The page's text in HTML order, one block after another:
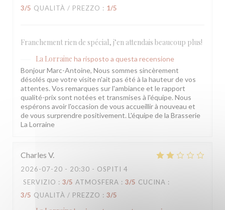
3/5 QUALITÀ / PREZZO : 1/5
Franchement rien de spécial, j’en attendais beaucoup plus!
La Lorraine ha risposto a questa recensione
Bonjour Marc-Antoine, Nous sommes sincèrement
désolés que votre visite n'ait pas été à la hauteur de vos
attentes. Vos remarques sur l'ambiance et le rapport
qualité-prix sont notées et transmises à l'équipe. Nous
espérons avoir l'occasion de vous accueillir à nouveau et
de vous surprendre positivement. L'équipe de la Brasserie
La Lorraine
Charles V
2026-07-20 - 20:30 - OSPITI 4
SERVIZIO : 3/5 ATMOSFERA : 3/5 CUCINA :
3/5 QUALITÀ / PREZZO : 3/5